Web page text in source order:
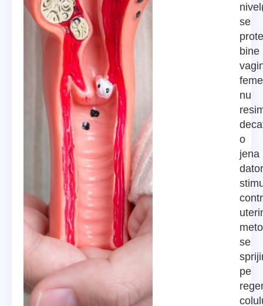
se
bine
nu
o
jena
se
pe